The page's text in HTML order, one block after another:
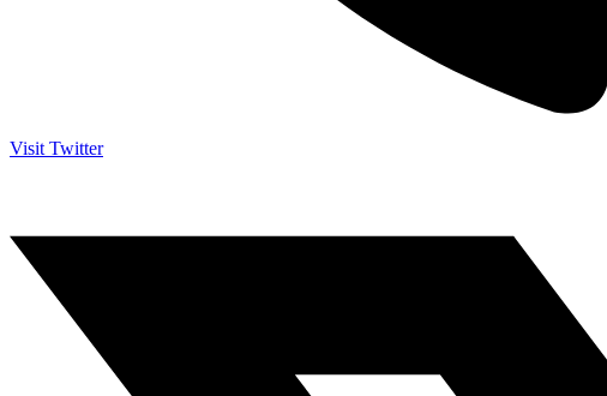
Visit Twitter